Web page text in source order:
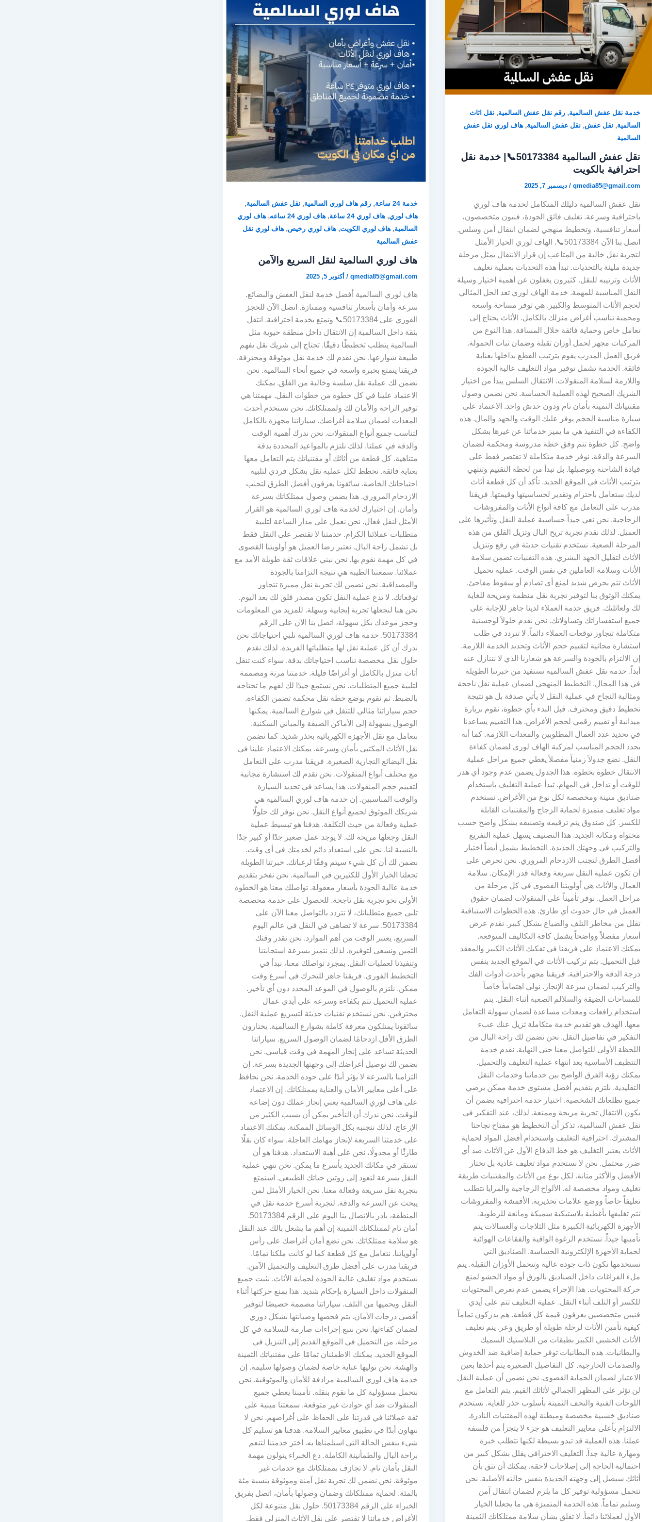
خدمة نقل عفش السالمية, رقم نقل عفش السالمية, نقل اثاث
السالمية, نقل عفش, نقل عفش السالمية, هاف لوري نقل عفش
السالمية
نقل عفش السالمية 50173384📞| خدمة نقل
احترافية بالكويت
qmedia85@gmail.com
/ ديسمبر 7, 2025
نقل عفش السالمية دليلك المتكامل لخدمة هاف لوري
باحترافية وسرعة. تغليف فائق الجودة، فنيون متخصصون،
أسعار تنافسية، وتخطيط منهجي لضمان انتقال آمن وسلس.
اتصل بنا الآن 50173384📞. الهاف لوري الخيار الأمثل
لتجربة نقل خالية من المتاعب إن قرار الانتقال يمثل مرحلة
جديدة مليئة بالتحديات. تبدأ هذه التحديات بعملية تغليف
الأثاث وترتيبه للنقل. كثيرون يغفلون عن أهمية اختيار وسيلة
النقل المناسبة للمهمة. خدمة الهاف لوري تعد الحل المثالي
لحجم الأثاث المتوسط والكبير. هي توفر مساحة واسعة
ومحمية تناسب أغراض منزلك بالكامل. الأثاث يحتاج إلى
تعامل خاص وحماية فائقة خلال المسافة. هذا النوع من
المركبات مجهز لحمل أوزان ثقيلة وضمان ثبات الحمولة.
فريق العمل المدرب يقوم بترتيب القطع بداخلها بعناية
فائقة. الخدمة تشمل توفير مواد التغليف عالية الجودة
واللازمة لسلامة المنقولات. الانتقال السلس يبدأ من اختيار
الشريك الصحيح لهذه العملية الحساسة. نحن نضمن وصول
مقتنياتك الثمينة بأمان تام ودون خدش واحد. الاعتماد على
سيارة مناسبة الحجم يوفر عليك الوقت والجهد والمال. هذه
الكفاءة في التنفيذ هي ما يميز خدماتنا عن غيرها بشكل
واضح. كل خطوة تتم وفق خطة مدروسة ومحكمة لضمان
السرعة والدقة. نوفر خدمة متكاملة لا تقتصر فقط على
قيادة الشاحنة وتوصيلها. بل تبدأ من لحظة التقييم وتنتهي
بترتيب الأثاث في الموقع الجديد. تأكد أن كل قطعة أثاث
لديك ستعامل باحترام وتقدير لحساسيتها وقيمتها. فريقنا
مدرب على التعامل مع كافة أنواع الأثاث والمفروشات
الزجاجية. نحن نعي جيداً حساسية عملية النقل وتأثيرها على
العميل. لذلك نقدم تجربة تريح البال وتزيل القلق من هذه
المرحلة الصعبة. نستخدم تقنيات حديثة في رفع وتنزيل
الأثاث لتقليل الجهد البشري. هذه التقنيات تضمن سلامة
الأثاث وسلامة العاملين في نفس الوقت. عملية تحميل
الأثاث تتم بحرص شديد لمنع أي تصادم أو سقوط مفاجئ.
يمكنك الوثوق بنا لتوفير تجربة نقل منظمة ومريحة للغاية
لك ولعائلتك. فريق خدمة العملاء لدينا جاهز للإجابة على
جميع استفساراتك وتساؤلاتك. نحن نقدم حلولاً لوجستية
متكاملة تتجاوز توقعات العملاء دائماً. لا تتردد في طلب
استشارة مجانية لتقييم حجم الأثاث وتحديد الخدمة اللازمة.
إن الالتزام بالجودة والسرعة هو شعارنا الذي لا نتنازل عنه
أبداً. خدمة نقل عفش السالمية تستفيد من خبرتنا الطويلة
في هذا المجال. التخطيط المنهجي لضمان عملية نقل ناجحة
ومثالية النجاح في عملية النقل لا يأتي صدفة بل هو نتيجة
تخطيط دقيق ومحترف. قبل البدء بأي خطوة، نقوم بزيارة
ميدانية أو تقييم رقمي لحجم الأغراض. هذا التقييم يساعدنا
في تحديد عدد العمال المطلوبين والمعدات اللازمة. كما أنه
يحدد الحجم المناسب لمركبة الهاف لوري لضمان كفاءة
النقل. نضع جدولاً زمنياً مفصلاً يغطي جميع مراحل عملية
الانتقال خطوة بخطوة. هذا الجدول يضمن عدم وجود أي هدر
للوقت أو تداخل في المهام. تبدأ عملية التغليف باستخدام
صناديق متينة ومخصصة لكل نوع من الأغراض. نستخدم
مواد تغليف متميزة لحماية الزجاج والمقتنيات القابلة
للكسر. كل صندوق يتم ترقيمه وتصنيفه بشكل واضح حسب
محتواه ومكانه الجديد. هذا التصنيف يسهل عملية التفريغ
والتركيب في وجهتك الجديدة. التخطيط يشمل أيضاً اختيار
أفضل الطرق لتجنب الازدحام المروري. نحن نحرص على
أن تكون عملية النقل سريعة وفعالة قدر الإمكان. سلامة
العمال والأثاث هي أولويتنا القصوى في كل مرحلة من
مراحل العمل. نوفر تأميناً على المنقولات لضمان حقوق
العميل في حال حدوث أي طارئ. هذه الخطوات الاستباقية
تقلل من مخاطر التلف والضياع بشكل كبير. نقدم عرض
أسعار مفصلاً وواضحاً يشمل كافة التكاليف المتوقعة.
يمكنك الاعتماد على فريقنا في تفكيك الأثاث الكبير والمعقد
قبل التحميل. يتم تركيب الأثاث في الموقع الجديد بنفس
درجة الدقة والاحترافية. فريقنا مجهز بأحدث أدوات الفك
والتركيب لضمان سرعة الإنجاز. نولي اهتماماً خاصاً
للمساحات الضيقة والسلالم الصعبة أثناء النقل. يتم
استخدام رافعات ومعدات مساعدة لضمان سهولة التعامل
معها. الهدف هو تقديم خدمة متكاملة تزيل عنك عبء
التفكير في تفاصيل النقل. نحن نضمن لك راحة البال من
اللحظة الأولى للتواصل معنا حتى النهاية. نقدم خدمة
التنظيف الأساسية بعد انتهاء عملية النغليف والتحميل.
يمكنك رؤية الفرق الواضح بين خدماتنا وخدمات النقل
التقليدية. نلتزم بتقديم أفضل مستوى خدمة ممكن يرضي
جميع تطلعاتك الشخصية. اختيار خدمة احترافية يضمن أن
يكون الانتقال تجربة مريحة وممتعة. لذلك، عند التفكير في
نقل عفش السالمية، تذكر أن التخطيط هو مفتاح نجاحنا
المشترك. احترافية التغليف واستخدام أفضل المواد لحماية
الأثاث يعتبر التغليف هو خط الدفاع الأول عن الأثاث ضد أي
ضرر محتمل. نحن لا نستخدم مواد تغليف عادية بل نختار
الأفضل والأكثر متانة. لكل نوع من الأثاث والمقتنيات طريقة
تغليف ومواد مخصصة له. الألواح الزجاجية والمرايا تتطلب
تغليفاً خاصاً ووضع علامات تحذيرية. الأقمشة والمفروشات
تتم تغليفها بأغطية بلاستيكية سميكة ومانعة للرطوبة.
الأجهزة الكهربائية الكبيرة مثل الثلاجات والغسالات يتم
تأمينها جيداً. نستخدم الرغوة الواقية والفقاعات الهوائية
لحماية الأجهزة الإلكترونية الحساسة. الصناديق التي
نستخدمها تكون ذات جودة عالية وتتحمل الأوزان الثقيلة. يتم
ملء الفراغات داخل الصناديق بالورق أو مواد الحشو لمنع
حركة المحتويات. هذا الإجراء يضمن عدم تعرض المحتويات
للكسر أو التلف أثناء النقل. عملية التغليف تتم على أيدي
فنيين متخصصين يعرفون قيمة كل قطعة. هم يدركون تماماً
كيفية تأمين الأثاث لرحلة طويلة أو طريق وعر. يتم تغليف
الأثاث الخشبي الكبير بطبقات من البلاستيك السميك
والبطانيات. هذه البطانيات توفر حماية إضافية ضد الخدوش
والصدمات الخارجية. كل التفاصيل الصغيرة يتم أخذها بعين
الاعتبار لضمان الحماية القصوى. نحن نضمن أن عملية النقل
لن تؤثر على المظهر الجمالي لأثاثك القيم. يتم التعامل مع
اللوحات الفنية والتحف الثمينة بأسلوب حذر للغاية. نستخدم
صناديق خشبية مخصصة ومبطنة لهذه المقتنيات النادرة.
الالتزام بأعلى معايير التغليف هو جزء لا يتجزأ من فلسفة
عملنا. هذه العملية قد تبدو بسيطة لكنها تتطلب خبرة
ومهارة عالية جداً. التغليف الاحترافي يقلل بشكل كبير من
احتمالية الحاجة إلى إصلاحات لاحقة. يمكنك أن تثق بأن
أثاثك سيصل إلى وجهته الجديدة بنفس حالته الأصلية. نحن
نتحمل مسؤولية توفير كل ما يلزم لضمان انتقال آمن
وسليم تماماً. هذه الخدمة المتميزة هي ما يجعلنا الخيار
الأول لعملائنا دائماً. لا تقلق بشأن سلامة ممتلكاتك الثمينة
خدمة 24 ساعة , رقم هاف لوري السالمية, نقل عفش السالمية,
هاف لوري, هاف لوري 24 ساعة , هاف لوري 24 ساعه , هاف لوري
السالمية, هاف لوري الكويت, هاف لوري رخيص, هاف لوري نقل
عفش السالمية
هاف لوري السالمية لنقل السريع والآمن
qmedia85@gmail.com
/ أكتوبر 5, 2025
هاف لوري السالمية أفضل خدمة لنقل العفش والبضائع.
سرعة وأمان بأسعار تنافسية وممتازة. اتصل الآن للحجز
الفوري على 50173384📞 وتمتع بخدمة احترافية. انتقل
بثقة داخل السالمية إن الانتقال داخل منطقة حيوية مثل
السالمية يتطلب تخطيطًا دقيقًا. تحتاج إلى شريك نقل يفهم
طبيعة شوارعها. نحن نقدم لك خدمة نقل موثوقة ومحترفة.
فريقنا يتمتع بخبرة واسعة في جميع أنحاء السالمية. نحن
نضمن لك عملية نقل سلسة وخالية من القلق. يمكنك
الاعتماد علينا في كل خطوة من خطوات النقل. مهمتنا هي
توفير الراحة والأمان لك ولممتلكاتك. نحن نستخدم أحدث
المعدات لضمان سلامة أغراضك. سياراتنا مجهزة بالكامل
لتناسب جميع أنواع المنقولات. نحن ندرك أهمية الوقت
والدقة في عملنا. لذلك نلتزم بالمواعيد المحددة بدقة
متناهية. كل قطعة من أثاثك أو مقتنياتك يتم التعامل معها
بعناية فائقة. نخطط لكل عملية نقل بشكل فردي لتلبية
احتياجاتك الخاصة. سائقونا يعرفون أفضل الطرق لتجنب
الازدحام المروري. هذا يضمن وصول ممتلكاتك بسرعة
وأمان. إن اختيارك لخدمة هاف لوري السالمية هو القرار
الأمثل لنقل فعال. نحن نعمل على مدار الساعة لتلبية
متطلبات عملائنا الكرام. خدمتنا لا تقتصر على النقل فقط
بل تشمل راحة البال. نعتبر رضا العميل هو أولويتنا القصوى
في كل مهمة نقوم بها. نحن نبني علاقات ثقة طويلة الأمد مع
عملائنا. سمعتنا الطيبة هي نتيجة التزامنا بالجودة
والمصداقية. نحن نضمن لك تجربة نقل مميزة تتجاوز
توقعاتك. لا تدع عملية النقل تكون مصدر قلق لك بعد اليوم.
نحن هنا لنجعلها تجربة إيجابية وسهلة. للمزيد من المعلومات
وحجز موعدك بكل سهولة، اتصل بنا الآن على الرقم
50173384. خدمة هاف لوري السالمية تلبي احتياجاتك نحن
ندرك أن كل عملية نقل لها متطلباتها الفريدة. لذلك نقدم
حلول نقل مخصصة تناسب احتياجاتك بدقة. سواء كنت تنقل
أثاث منزل بالكامل أو أغراضًا قليلة. خدمتنا مرنة ومصممة
لتلبية جميع المتطلبات. نحن نستمع جيدًا لك لفهم ما تحتاجه
بالضبط. ثم نقوم بوضع خطة نقل محكمة تضمن الكفاءة.
حجم سياراتنا مثالي للتنقل في شوارع السالمية. يمكنها
الوصول بسهولة إلى الأماكن الضيقة والمباني السكنية.
نتعامل مع نقل الأجهزة الكهربائية بحذر شديد. كما نضمن
نقل الأثاث المكتبي بأمان وسرعة. يمكنك الاعتماد علينا في
نقل البضائع التجارية الصغيرة. فريقنا مدرب على التعامل
مع مختلف أنواع المنقولات. نحن نقدم لك استشارة مجانية
لتقييم حجم المنقولات. هذا يساعد في تحديد السيارة
والوقت المناسبين. إن خدمة هاف لوري السالمية هي
شريكك الموثوق لجميع أنواع النقل. نحن نوفر لك حلولًا
عملية وفعالة من حيث التكلفة. هدفنا هو تبسيط عملية
النقل وجعلها مريحة لك. لا يوجد عمل صغير جدًا أو كبير جدًا
بالنسبة لنا. نحن على استعداد دائم لخدمتك في أي وقت.
نضمن لك أن كل شيء سيتم وفقًا لرغباتك. خبرتنا الطويلة
تجعلنا الخيار الأول للكثيرين في السالمية. نحن نفخر بتقديم
خدمة عالية الجودة بأسعار معقولة. تواصلك معنا هو الخطوة
الأولى نحو تجربة نقل ناجحة. للحصول على خدمة مخصصة
تلبي جميع متطلباتك، لا تتردد بالتواصل معنا الآن على
50173384. سرعة لا تضاهى في النقل في عالم اليوم
السريع، يعتبر الوقت من أهم الموارد. نحن نقدر وقتك
الثمين ونسعى لتوفيره. لذلك نتميز بسرعة استجابتنا
وتنفيذنا لعمليات النقل. بمجرد تواصلك معنا، نبدأ في
التخطيط الفوري. فريقنا جاهز للتحرك في أسرع وقت
ممكن. نلتزم بالوصول في الموعد المحدد دون أي تأخير.
عملية التحميل تتم بكفاءة وسرعة على أيدي عمال
محترفين. نحن نستخدم تقنيات حديثة لتسريع عملية النقل.
سائقونا يمتلكون معرفة كاملة بشوارع السالمية. يختارون
الطرق الأقل ازدحامًا لضمان الوصول السريع. سياراتنا
الحديثة تساعد على إنجاز المهمة في وقت قياسي. نحن
نضمن لك توصيل أغراضك إلى وجهتها الجديدة بسرعة. إن
التزامنا بالسرعة لا يؤثر أبدًا على جودة الخدمة. نحن نحافظ
على أعلى معايير الأمان والعناية بممتلكاتك. إن الاعتماد
على هاف لوري السالمية يعني إنجاز عملك دون إضاعة
للوقت. نحن ندرك أن التأخير يمكن أن يسبب الكثير من
الإزعاج. لذلك نتجنبه بكل الوسائل الممكنة. يمكنك الاعتماد
على خدمتنا السريعة لإنجاز مهامك العاجلة. سواء كان نقلًا
طارئًا أو مجدولًا، نحن على أهبة الاستعداد. هدفنا هو أن
تستقر في مكانك الجديد بأسرع ما يمكن. نحن ننهي عملية
النقل بسرعة لتعود إلى روتين حياتك الطبيعي. استمتع
بتجربة نقل سريعة وفعالة معنا. نحن الخيار الأمثل لمن
يبحث عن السرعة والدقة. لتجربة أسرع خدمة نقل في
المنطقة، بادر بالاتصال بنا اليوم على الرقم 50173384.
أمان تام لممتلكاتك الثمينة إن أهم ما يشغل بالك عند النقل
هو سلامة ممتلكاتك. نحن نضع أمان أغراضك على رأس
أولوياتنا. نتعامل مع كل قطعة كما لو كانت ملكنا تمامًا.
فريقنا مدرب على أفضل طرق التغليف والتحميل الآمن.
نستخدم مواد تغليف عالية الجودة لحماية الأثاث. نثبت جميع
المنقولات داخل السيارة بإحكام شديد. هذا يمنع حركتها أثناء
النقل ويحميها من التلف. سياراتنا مصممة خصيصًا لتوفير
أقصى درجات الأمان. يتم فحصها وصيانتها بشكل دوري
لضمان كفاءتها. نحن نتبع إجراءات صارمة للسلامة في كل
مرحلة. من التحميل في الموقع القديم إلى التنزيل في
الموقع الجديد. يمكنك الاطمئنان تمامًا على مقتنياتك الثمينة
والهشة. نحن نوليها عناية خاصة لضمان وصولها سليمة. إن
خدمة هاف لوري السالمية مرادفة للأمان والموثوقية. نحن
نتحمل مسؤولية كل ما نقوم بنقله. تأميننا يغطي جميع
المنقولات ضد أي حوادث غير متوقعة. سمعتنا مبنية على
ثقة عملائنا في قدرتنا على الحفاظ على أغراضهم. نحن لا
نتهاون أبدًا في تطبيق معايير السلامة. هدفنا هو تسليم كل
شيء بنفس الحالة التي استلمناها به. اختر خدمتنا لتنعم
براحة البال والطمأنينة الكاملة. دع الخبراء يتولون مهمة
النقل بأمان تام. لا تجازف بممتلكاتك مع خدمات غير
موثوقة. نحن نضمن لك تجربة نقل آمنة وموثوقة بنسبة مئة
بالمئة. لحماية ممتلكاتك وضمان وصولها بأمان، اتصل بفريق
الخبراء على الرقم 50173384. حلول نقل متنوعة لكل
الأغراض خدماتنا لا تقتصر على نقل الأثاث المنزلي فقط.